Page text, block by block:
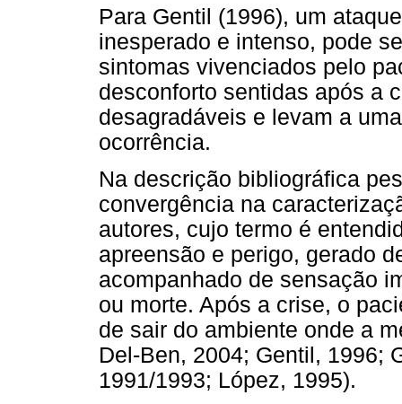
Para Gentil (1996), um
inesperado e intenso, pode
sintomas vivenciados pelo
desconforto sentidas após a
desagradáveis e levam a
ocorrência.
Na descrição bibliográfica
convergência na
autores, cujo termo é
apreensão e perigo, gerado
acompanhado de sensação
ou morte. Após a crise, o
de sair do ambiente onde a
Del-Ben, 2004; Gentil, 1996;
1991/1993; López, 1995).